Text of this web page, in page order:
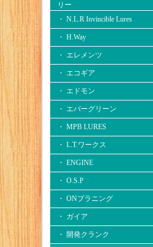
リー
・ N.L.R Invincible Lures
・ H.Way
・ エレメンツ
・ エコギア
・ エドモン
・ エバーグリーン
・ MPB LURES
・ L.T.ワークス
・ ENGINE
・ O.S.P
・ ONプラニング
・ ガイア
・ 開発クランク